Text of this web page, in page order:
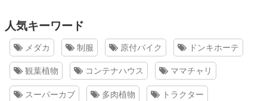
人気キーワード
メダカ 制服 原付バイク ドンキホーテ
観葉植物 コンテナハウス ママチャリ
スーパーカブ 多肉植物 トラクター